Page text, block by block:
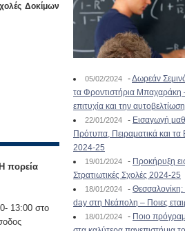
Δοκίμων
πορεία
13:00 στο
05/02/2024 -Δωρεάν
τα Φροντιστήρια Μπαχαράκη
επιτυχία και την αυτοβελτίωση
22/01/2024 - Εισαγωγή
Πρότυπα, Πειραματικά και τα
2024-25
19/01/2024 - Προκήρυξη
Στρατιωτικές Σχολές 2024-25
18/01/2024 -
day στη Νεάπολη – Ποιες
18/01/2024 - Ποιο